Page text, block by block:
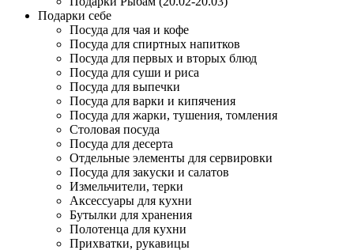
Подарки себе
Посуда для чая и кофе
Посуда для спиртных напитков
Посуда для первых и вторых блюд
Посуда для суши и риса
Посуда для выпечки
Посуда для варки и кипячения
Посуда для жарки, тушения, томления
Столовая посуда
Посуда для десерта
Отдельные элементы для сервировки
Посуда для закуски и салатов
Измельчители, терки
Аксессуары для кухни
Бутылки для хранения
Полотенца для кухни
Прихватки, рукавицы